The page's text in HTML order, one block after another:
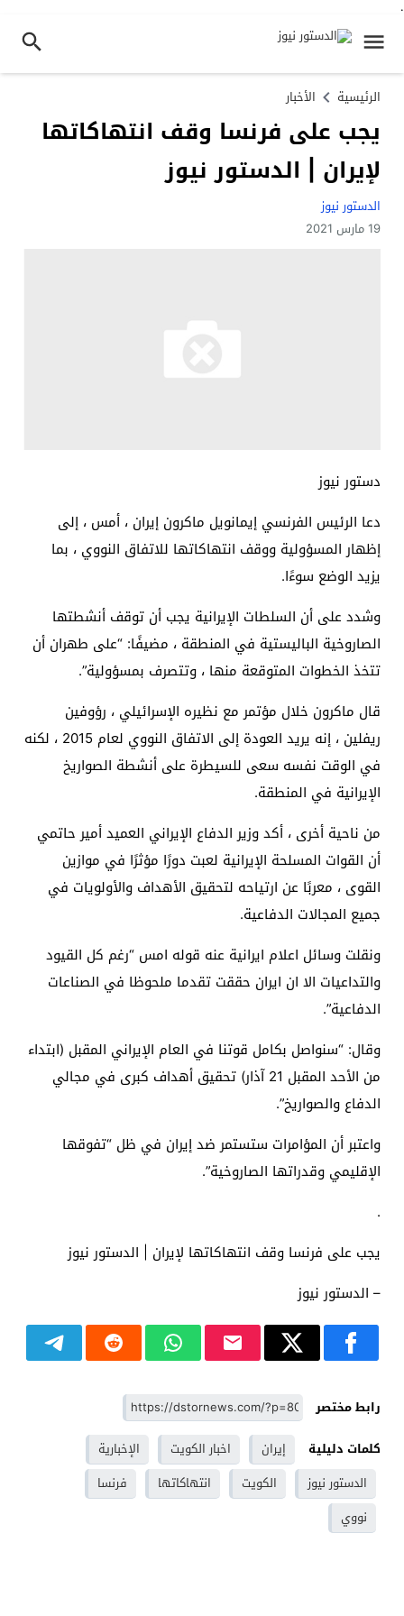
.
الرئيسية الأخبار
يجب على فرنسا وقف انتهاكاتها
لإيران | الدستور نيوز
الدستور نيوز
19 مارس 2021
دستور نيوز
دعا الرئيس الفرنسي إيمانويل ماكرون إيران ، أمس ، إلى
إظهار المسؤولية ووقف انتهاكاتها للاتفاق النووي ، بما
يزيد الوضع سوءًا.
وشدد على أن السلطات الإيرانية يجب أن توقف أنشطتها
الصاروخية الباليستية في المنطقة ، مضيفًا: “على طهران أن
تتخذ الخطوات المتوقعة منها ، وتتصرف بمسؤولية”.
قال ماكرون خلال مؤتمر مع نظيره الإسرائيلي ، رؤوفين
ريفلين ، إنه يريد العودة إلى الاتفاق النووي لعام 2015 ، لكنه
في الوقت نفسه سعى للسيطرة على أنشطة الصواريخ
الإيرانية في المنطقة.
من ناحية أخرى ، أكد وزير الدفاع الإيراني العميد أمير حاتمي
أن القوات المسلحة الإيرانية لعبت دورًا مؤثرًا في موازين
القوى ، معربًا عن ارتياحه لتحقيق الأهداف والأولويات في
جميع المجالات الدفاعية.
ونقلت وسائل اعلام ايرانية عنه قوله امس “رغم كل القيود
والتداعيات الا ان ايران حققت تقدما ملحوظا في الصناعات
الدفاعية”.
وقال: “سنواصل بكامل قوتنا في العام الإيراني المقبل (ابتداء
من الأحد المقبل 21 آذار) تحقيق أهداف كبرى في مجالي
الدفاع والصواريخ”.
واعتبر أن المؤامرات ستستمر ضد إيران في ظل “تفوقها
الإقليمي وقدراتها الصاروخية”.
.
يجب على فرنسا وقف انتهاكاتها لإيران | الدستور نيوز
– الدستور نيوز
رابط مختصر
كلمات دليلية
إيران اخبار الكويت
الإخبارية
الدستور نيوز
الكويت انتهاكاتها
فرنسا
نووي